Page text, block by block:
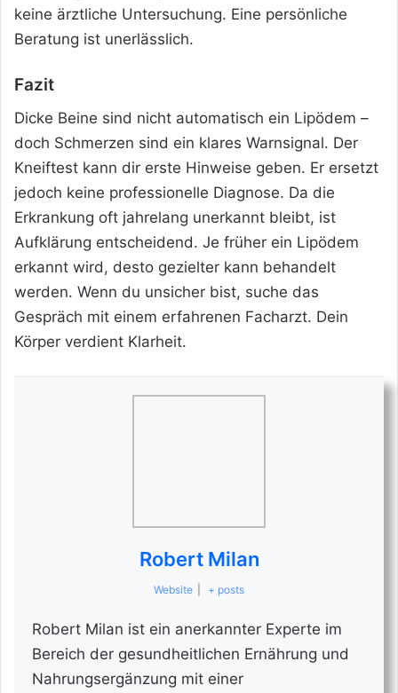
keine ärztliche Untersuchung. Eine persönliche
Beratung ist unerlässlich.
Fazit
Dicke Beine sind nicht automatisch ein Lipödem –
doch Schmerzen sind ein klares Warnsignal. Der
Kneiftest kann dir erste Hinweise geben. Er ersetzt
jedoch keine professionelle Diagnose. Da die
Erkrankung oft jahrelang unerkannt bleibt, ist
Aufklärung entscheidend. Je früher ein Lipödem
erkannt wird, desto gezielter kann behandelt
werden. Wenn du unsicher bist, suche das
Gespräch mit einem erfahrenen Facharzt. Dein
Körper verdient Klarheit.
Robert Milan
Website + posts
Robert Milan ist ein anerkannter Experte im
Bereich der gesundheitlichen Ernährung und
Nahrungsergänzung mit einer